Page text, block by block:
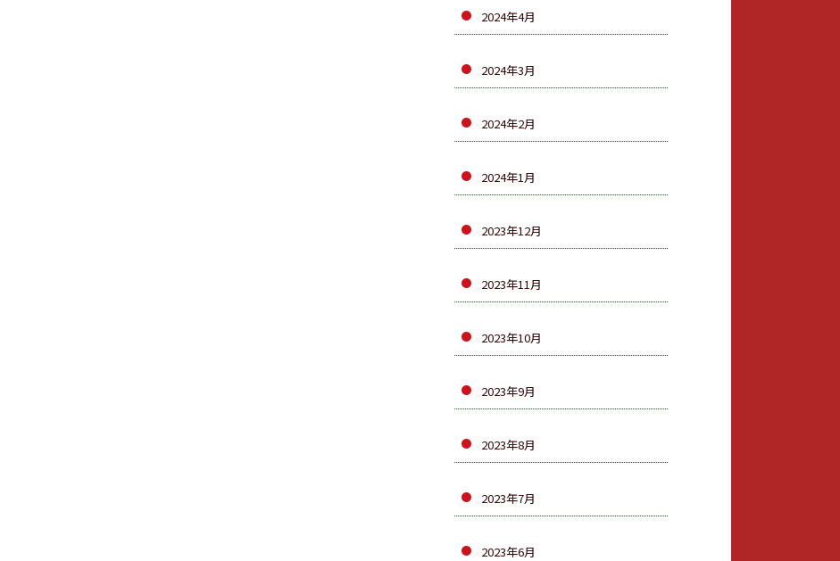
2024年4月
2024年3月
2024年2月
2024年1月
2023年12月
2023年11月
2023年10月
2023年9月
2023年8月
2023年7月
2023年6月